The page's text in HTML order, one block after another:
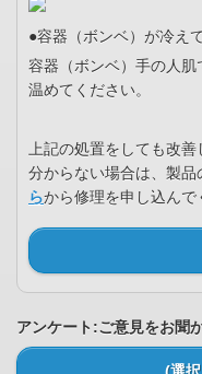
●容器（ボンベ）が冷え
容器（ボンベ）手の人
温めてください。
上記の処置をしても改
分からない場合は、製品
らから修理を申し込んで
アンケート:ご意見をお聞
(選